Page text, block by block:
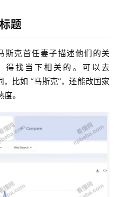
题
斯克首任妻子描述他们的关
得找当下相关的。可以去
比如 “马斯克”，还能改国家
。